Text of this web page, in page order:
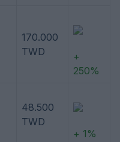
170.000
TWD
+
250%
48.500
TWD
+ 1%